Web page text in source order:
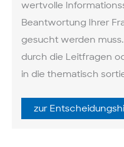
wertvolle
Beantwortung Ihrer
gesucht werden
durch die Leit­fragen
in die thematisch
zur